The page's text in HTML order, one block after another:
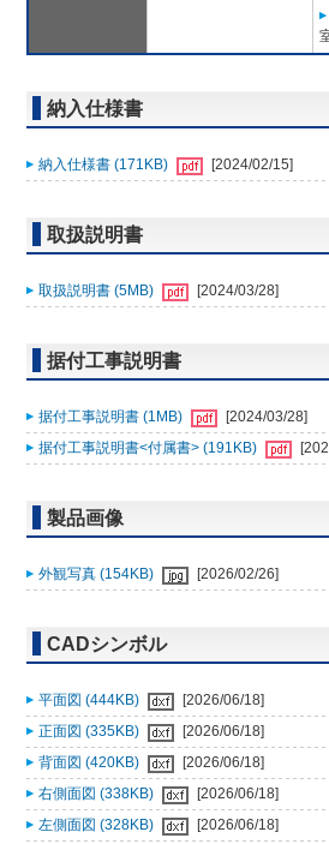
納入仕様書
納入仕様書 (171KB) [2024/02/15]
取扱説明書
取扱説明書 (5MB) [2024/03/28]
据付工事説明書
据付工事説明書 (1MB)
[2024/03/28]
据付工事説明書<付属書> (191KB)
製品画像
外観写真 (154KB) [2026/02/26]
CADシンボル
平面図 (444KB)
[2026/06/18]
正面図 (335KB)
[2026/06/18]
背面図 (420KB)
[2026/06/18]
右側面図 (338KB)
[2026/06/18]
左側面図 (328KB)
[2026/06/18]